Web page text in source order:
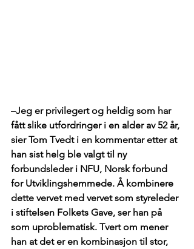
–Jeg er privilegert og heldig som har
fått slike utfordringer i en alder av 52 år,
sier Tom Tvedt i en kommentar etter at
han sist helg ble valgt til ny
forbundsleder i NFU, Norsk forbund
for Utviklingshemmede. Å kombinere
dette vervet med vervet som styreleder
i stiftelsen Folkets Gave, ser han på
som uproblematisk. Tvert om mener
han at det er en kombinasjon til stor,